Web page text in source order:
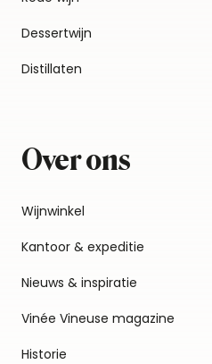
Dessertwijn
Distillaten
Over ons
Wijnwinkel
Kantoor & expeditie
Nieuws & inspiratie
Vinée Vineuse magazine
Historie